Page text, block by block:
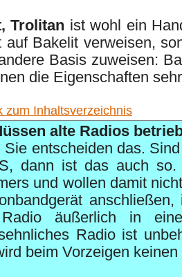
Trolitan ist wohl ein
auf Bakelit verweisen,
Basis zuweisen:
die Eigenschaften
zum Inhaltsverzeichnis
alte Radios
Sie entscheiden das.
dann ist das auch
und wollen damit
äußerlich in
Radio ist
beim Vorzeigen